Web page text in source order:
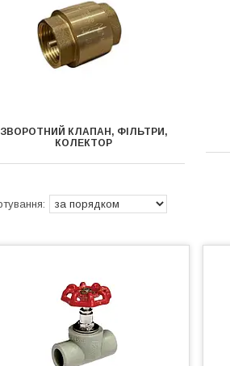
ЗВОРОТНИЙ КЛАПАН, ФІЛЬТРИ,
КОЛЕКТОР